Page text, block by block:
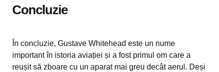
Concluzie
În concluzie, Gustave Whitehead este un nume
important în istoria aviației și a fost primul om care a
reușit să zboare cu un aparat mai greu decât aerul. Deși